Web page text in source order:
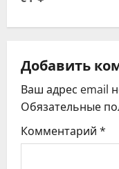
г
ц
и
я
Добавить
Ваш адрес email
Обязательные
Комментарий *